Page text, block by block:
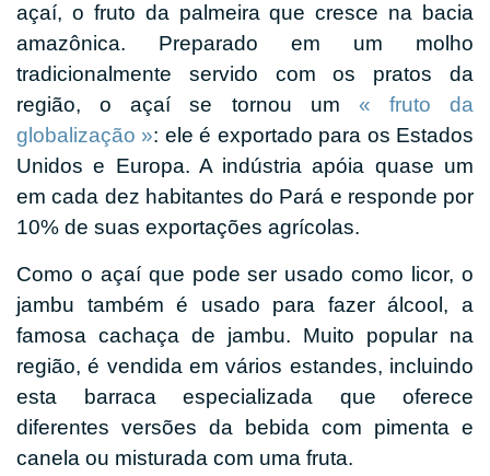
açaí, o fruto da palmeira que cresce na bacia
amazônica. Preparado em um molho
tradicionalmente servido com os pratos da
região, o açaí se tornou um « fruto da
globalização »: ele é exportado para os Estados
Unidos e Europa. A indústria apóia quase um
em cada dez habitantes do Pará e responde por
10% de suas exportações agrícolas.
Como o açaí que pode ser usado como licor, o
jambu também é usado para fazer álcool, a
famosa cachaça de jambu. Muito popular na
região, é vendida em vários estandes, incluindo
esta barraca especializada que oferece
diferentes versões da bebida com pimenta e
canela ou misturada com uma fruta.